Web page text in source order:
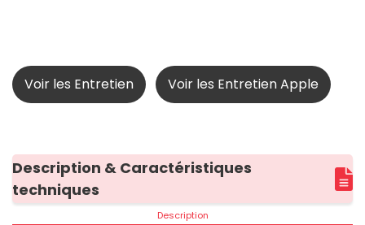
Voir les Entretien Voir les Entretien Apple
Description & Caractéristiques
techniques
Description